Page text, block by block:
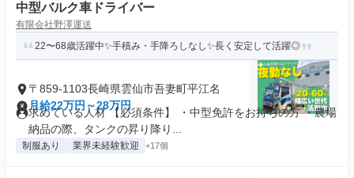
中型バルク車ドライバー
有限会社野澤運送
22〜68歳活躍中✨手積み・手降ろしなし✨長く安定して活躍◎
〒859-1103長崎県雲仙市吾妻町平江名
月給22万円～28万円
求めている人材 【必須条件】 ・中型免許をお持ちの方 ・農場
納品の際、タンクの昇り降り...
制服あり 業界未経験歓迎 +17個